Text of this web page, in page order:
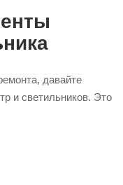
давайте
и светильников. Это